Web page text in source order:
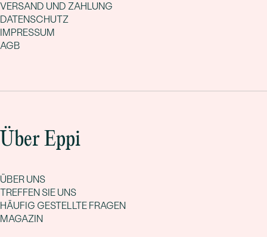
VERSAND UND ZAHLUNG
DATENSCHUTZ
IMPRESSUM
AGB
Über Eppi
ÜBER UNS
TREFFEN SIE UNS
HÄUFIG GESTELLTE FRAGEN
MAGAZIN